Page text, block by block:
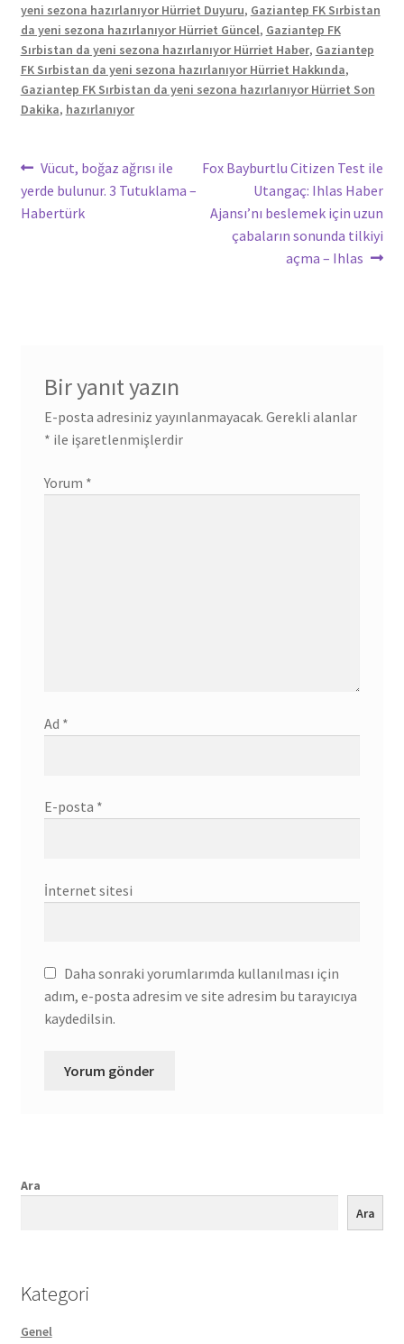
yeni sezona hazırlanıyor Hürriet Duyuru, Gaziantep FK Sırbistan
da yeni sezona hazırlanıyor Hürriet Güncel, Gaziantep FK
Sırbistan da yeni sezona hazırlanıyor Hürriet Haber, Gaziantep
FK Sırbistan da yeni sezona hazırlanıyor Hürriet Hakkında,
Gaziantep FK Sırbistan da yeni sezona hazırlanıyor Hürriet Son
Dakika, hazırlanıyor
Yazı
gezinmesi
Önceki
yazı:
Vücut, boğaz ağrısı ile
yerde bulunur. 3 Tutuklama –
Habertürk
Sonraki
Fox Bayburtlu Citizen Test ile
Utangaç: Ihlas Haber
Ajansı’nı beslemek için uzun
çabaların sonunda tilkiyi
açma – Ihlas
Bir yanıt yazın
E-posta adresiniz yayınlanmayacak. Gerekli alanlar
* ile işaretlenmişlerdir
Yorum *
Ad *
E-posta *
İnternet sitesi
Daha sonraki yorumlarımda kullanılması için
adım, e-posta adresim ve site adresim bu tarayıcıya
kaydedilsin.
Ara
Ara
Kategori
Genel